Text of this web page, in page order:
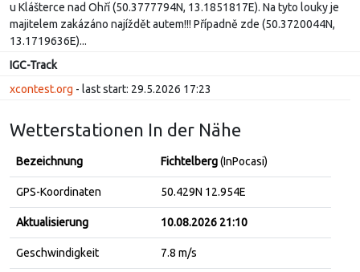
u Klášterce nad Ohří (50.3777794N, 13.1851817E). Na tyto louky je
majitelem zakázáno najíždět autem!!! Případně zde (50.3720044N,
13.1719636E)...
IGC-Track
xcontest.org - last start: 29.5.2026 17:23
Wetterstationen In der Nähe
Bezeichnung Fichtelberg(InPocasi)
GPS-Koordinaten 50.429N 12.954E
Aktualisierung 10.08.2026 21:10
Geschwindigkeit 7.8 m/s